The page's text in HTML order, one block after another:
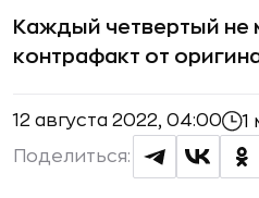
Каждый четвертый не
контрафакт от
12 августа 2022, 04:00 1
Поделиться: